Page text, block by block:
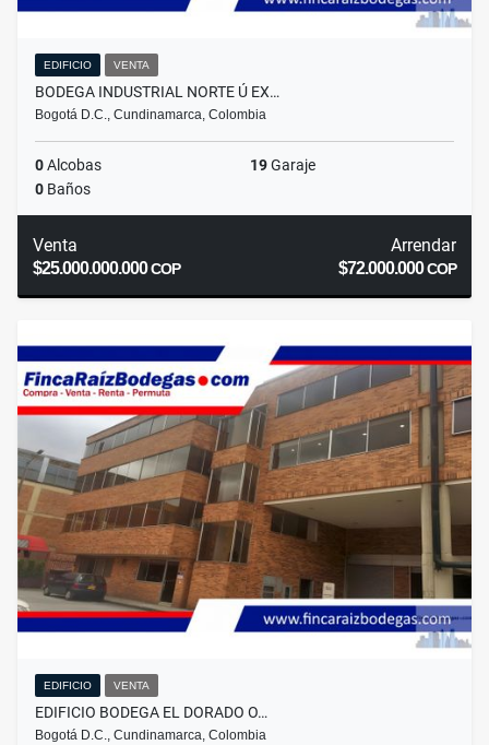
EDIFICIO VENTA
BODEGA INDUSTRIAL NORTE Ú EX…
Bogotá D.C., Cundinamarca, Colombia
0Alcobas 19Garaje
0 Baños
Venta
$25.000.000.000COP
Arrendar
$72.000.000COP
EDIFICIO VENTA
EDIFICIO BODEGA EL DORADO O…
Bogotá D.C., Cundinamarca, Colombia